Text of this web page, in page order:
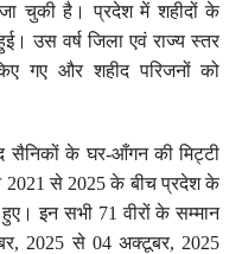
चुकी है। प्रदेश में शहीदों के
उस वर्ष जिला एवं राज्य स्तर
गए और शहीद परिजनों को
सैनिकों के घर-आँगन की मिट्टी
2021 से 2025 के बीच प्रदेश के
इन सभी 71 वीरों के सम्मान
2025 से 04 अक्टूबर, 2025